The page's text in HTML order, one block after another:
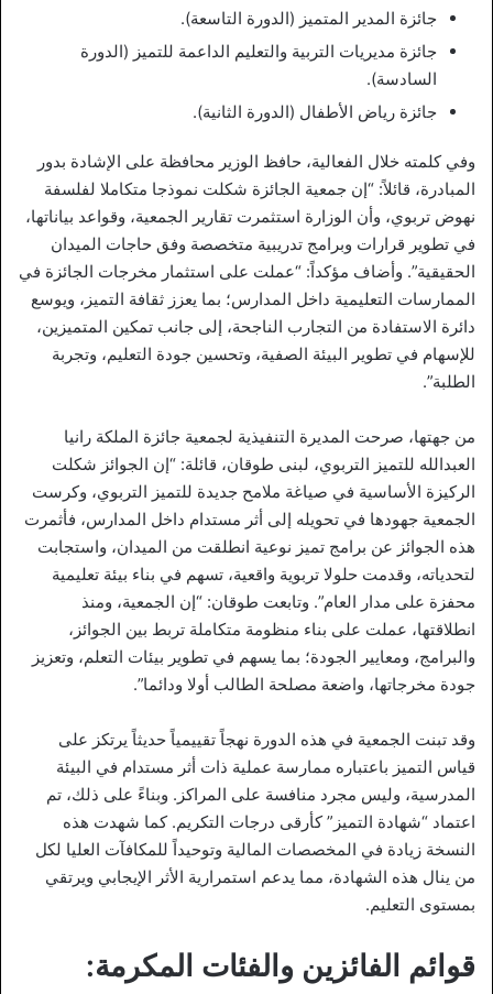
جائزة المدير المتميز (الدورة التاسعة).
جائزة مديريات التربية والتعليم الداعمة للتميز (الدورة
السادسة).
جائزة رياض الأطفال (الدورة الثانية).
وفي كلمته خلال الفعالية، حافظ الوزير محافظة على الإشادة بدور
المبادرة، قائلاً: “إن جمعية الجائزة شكلت نموذجا متكاملا لفلسفة
نهوض تربوي، وأن الوزارة استثمرت تقارير الجمعية، وقواعد بياناتها،
في تطوير قرارات وبرامج تدريبية متخصصة وفق حاجات الميدان
الحقيقية”. وأضاف مؤكداً: “عملت على استثمار مخرجات الجائزة في
الممارسات التعليمية داخل المدارس؛ بما يعزز ثقافة التميز، ويوسع
دائرة الاستفادة من التجارب الناجحة، إلى جانب تمكين المتميزين،
للإسهام في تطوير البيئة الصفية، وتحسين جودة التعليم، وتجربة
الطلبة”.
من جهتها، صرحت المديرة التنفيذية لجمعية جائزة الملكة رانيا
العبدالله للتميز التربوي، لبنى طوقان، قائلة: “إن الجوائز شكلت
الركيزة الأساسية في صياغة ملامح جديدة للتميز التربوي، وكرست
الجمعية جهودها في تحويله إلى أثر مستدام داخل المدارس، فأثمرت
هذه الجوائز عن برامج تميز نوعية انطلقت من الميدان، واستجابت
لتحدياته، وقدمت حلولا تربوية واقعية، تسهم في بناء بيئة تعليمية
محفزة على مدار العام”. وتابعت طوقان: “إن الجمعية، ومنذ
انطلاقتها، عملت على بناء منظومة متكاملة تربط بين الجوائز،
والبرامج، ومعايير الجودة؛ بما يسهم في تطوير بيئات التعلم، وتعزيز
جودة مخرجاتها، واضعة مصلحة الطالب أولا ودائما”.
وقد تبنت الجمعية في هذه الدورة نهجاً تقييمياً حديثاً يرتكز على
قياس التميز باعتباره ممارسة عملية ذات أثر مستدام في البيئة
المدرسية، وليس مجرد منافسة على المراكز. وبناءً على ذلك، تم
اعتماد “شهادة التميز” كأرقى درجات التكريم. كما شهدت هذه
النسخة زيادة في المخصصات المالية وتوحيداً للمكافآت العليا لكل
من ينال هذه الشهادة، مما يدعم استمرارية الأثر الإيجابي ويرتقي
بمستوى التعليم.
قوائم الفائزين والفئات المكرمة: